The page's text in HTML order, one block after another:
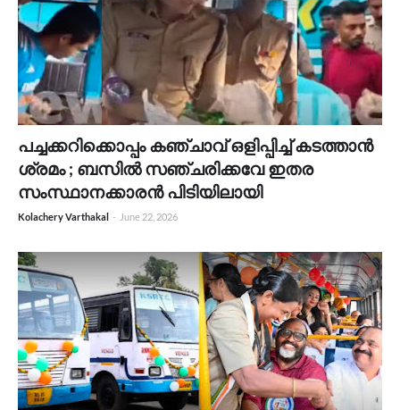
പച്ചക്കറിക്കൊപ്പം കഞ്ചാവ് ഒളിപ്പിച്ച് കടത്താൻ
ശ്രമം ; ബസിൽ സഞ്ചരിക്കവേ ഇതര
സംസ്ഥാനക്കാരൻ പിടിയിലായി
Kolachery Varthakal - June 22, 2026